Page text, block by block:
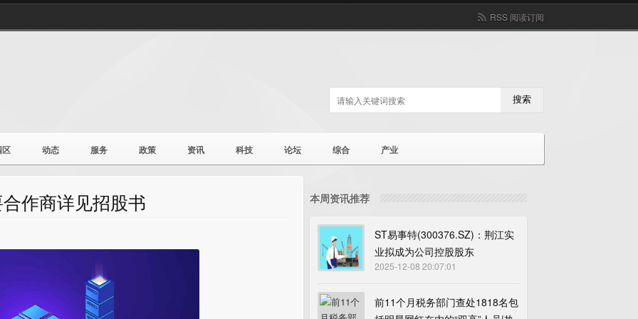
RSS 阅读订阅
搜索
区 动态 服务 政策 资讯 科技 论坛 综合 产业
作商详见招股书 本周资讯推荐
ST易事特(300376.SZ)：荆江实
业拟成为公司控股股东
2025-12-08 20:07:01
前11个月税务部门查处1818名包